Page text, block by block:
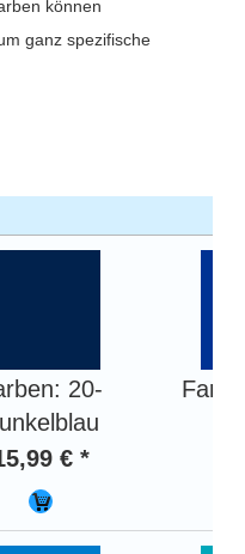
können
ganz spezifische
20-
€ *